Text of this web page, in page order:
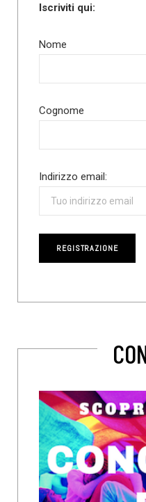
Iscriviti qui:
Nome
Cognome
Indirizzo email: